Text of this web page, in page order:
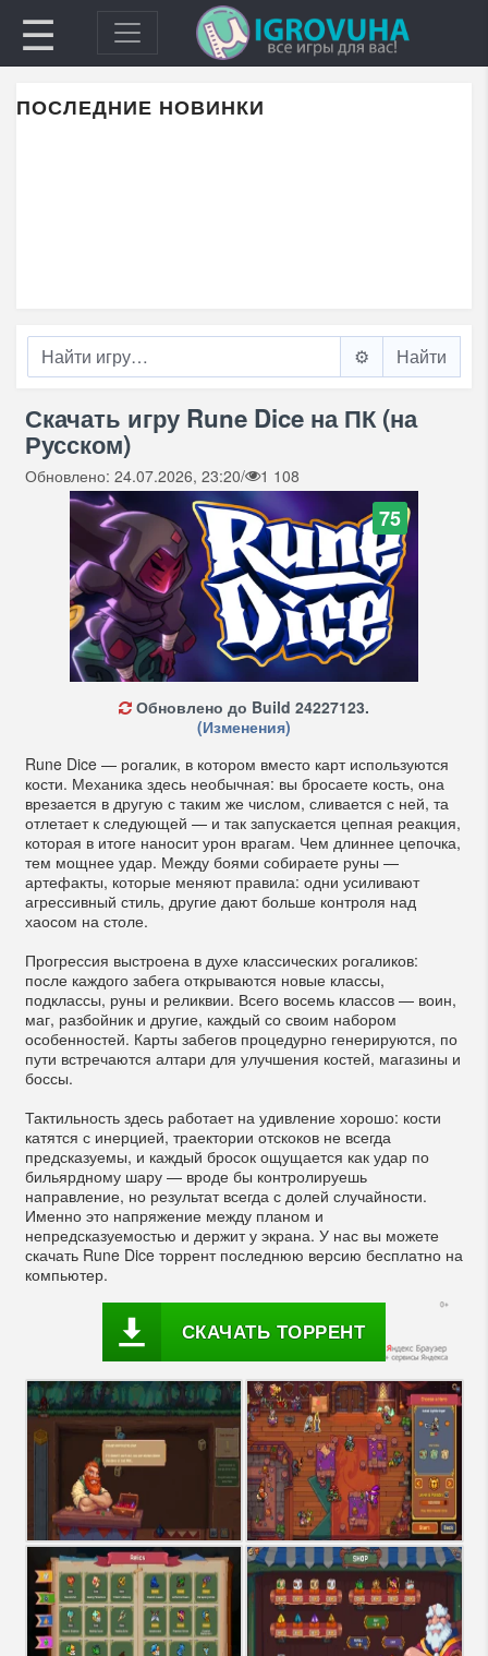
☰
ПОСЛЕДНИЕ НОВИНКИ
⚙️
Скачать игру Rune Dice на ПК (на
Русском)
Обновлено: 24.07.2026, 23:20/ 1 108
75
Обновлено до Build 24227123.
(Изменения)
Rune Dice — рогалик, в котором вместо карт используются
кости. Механика здесь необычная: вы бросаете кость, она
врезается в другую с таким же числом, сливается с ней, та
отлетает к следующей — и так запускается цепная реакция,
которая в итоге наносит урон врагам. Чем длиннее цепочка,
тем мощнее удар. Между боями собираете руны —
артефакты, которые меняют правила: одни усиливают
агрессивный стиль, другие дают больше контроля над
хаосом на столе.
Прогрессия выстроена в духе классических рогаликов:
после каждого забега открываются новые классы,
подклассы, руны и реликвии. Всего восемь классов — воин,
маг, разбойник и другие, каждый со своим набором
особенностей. Карты забегов процедурно генерируются, по
пути встречаются алтари для улучшения костей, магазины и
боссы.
Тактильность здесь работает на удивление хорошо: кости
катятся с инерцией, траектории отскоков не всегда
предсказуемы, и каждый бросок ощущается как удар по
бильярдному шару — вроде бы контролируешь
направление, но результат всегда с долей случайности.
Именно это напряжение между планом и
непредсказуемостью и держит у экрана. У нас вы можете
скачать Rune Dice торрент последнюю версию бесплатно на
компьютер.
СКАЧАТЬ ТОРРЕНТ